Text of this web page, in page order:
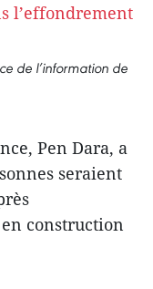
de l’information de
Pen Dara, a
seraient
construction